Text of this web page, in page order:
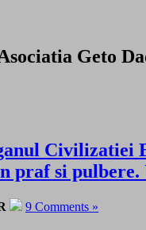
Geto
Civilizatiei
praf si
9 Comments »